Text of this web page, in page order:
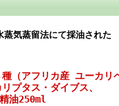
気蒸留法にて採油された
（アフリカ産 ユーカリ
プタス・ダイブス、
油250ml